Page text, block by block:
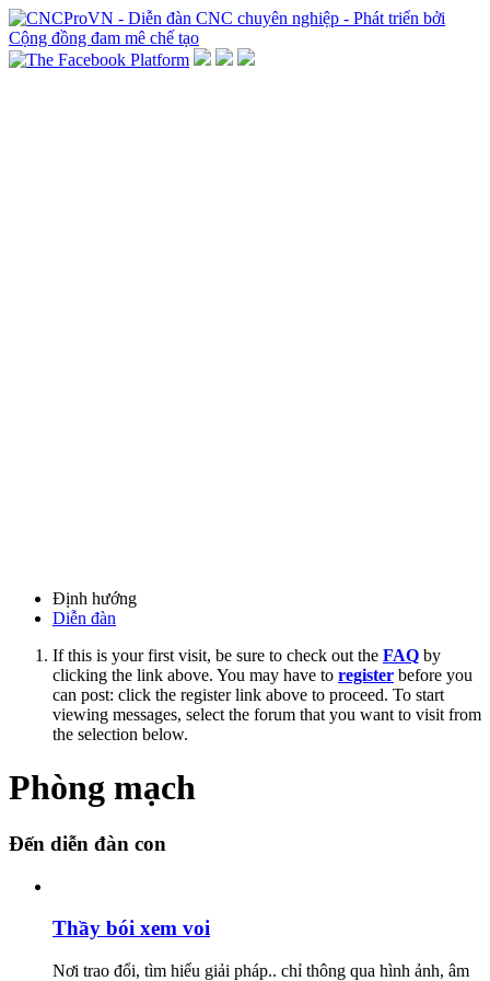
Định hướng
Diễn đàn
If this is your first visit, be sure to check out the FAQ by
clicking the link above. You may have to register before you
can post: click the register link above to proceed. To start
viewing messages, select the forum that you want to visit from
the selection below.
Phòng mạch
Đến diễn đàn con
Thầy bói xem voi
Nơi trao đổi, tìm hiểu giải pháp.. chỉ thông qua hình ảnh, âm